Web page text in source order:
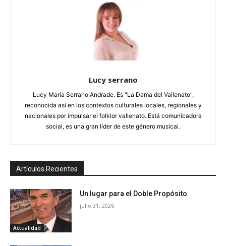
Lucy serrano
Lucy María Serrano Andrade. Es "La Dama del Vallenato",
reconocida así en los contextos culturales locales, regionales y
nacionales por impulsar el folklor vallenato. Está comunicadora
social, es una gran líder de este género musical.
Artículos Recientes
Actualidad
Un lugar para el Doble Propósito
julio 31, 2026